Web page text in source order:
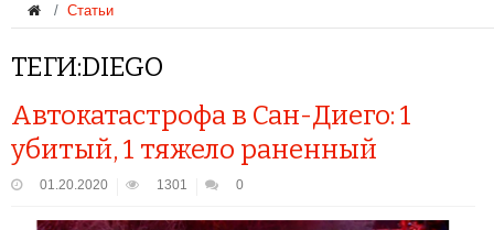
Статьи
ТЕГИ:DIEGO
Автокатастрофа в Сан-Диего: 1
убитый, 1 тяжело раненный
01.20.2020 1301 0